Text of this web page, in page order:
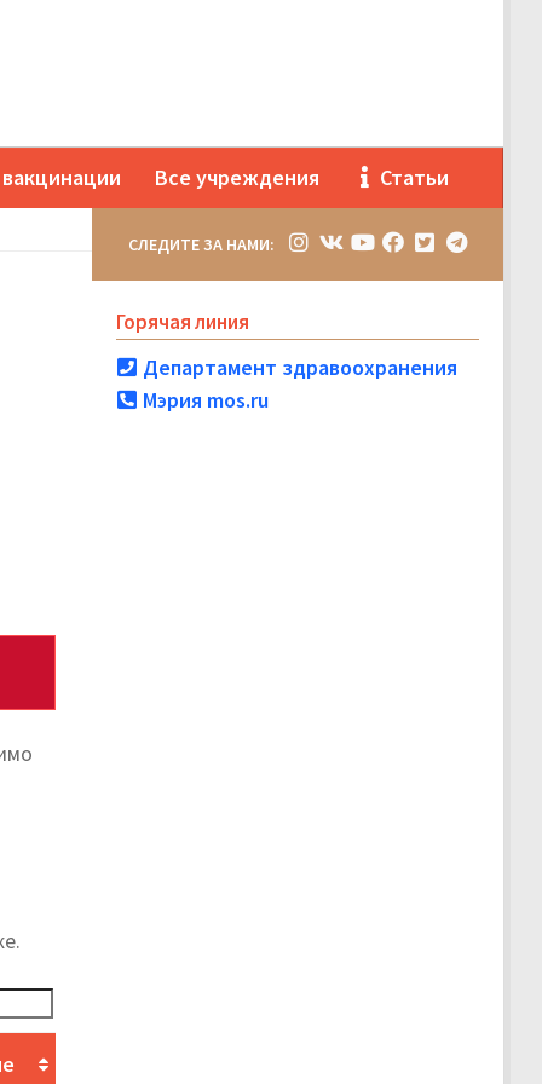
вакцинации Все учреждения Статьи
СЛЕДИТЕ ЗА НАМИ:
Горячая линия
Департамент здравоохранения
Мэрия mos.ru